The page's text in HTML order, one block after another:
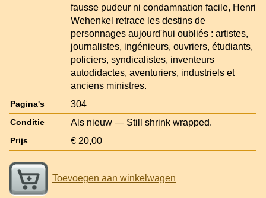
fausse pudeur ni condamnation facile, Henri
Wehenkel retrace les destins de
personnages aujourd'hui oubliés : artistes,
journalistes, ingénieurs, ouvriers, étudiants,
policiers, syndicalistes, inventeurs
autodidactes, aventuriers, industriels et
anciens ministres.
Pagina's 304
Conditie Als nieuw — Still shrink wrapped.
Prijs € 20,00
Toevoegen aan winkelwagen